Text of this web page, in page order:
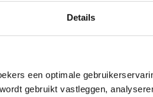
Details
een optimale
gebruikt vastleggen,